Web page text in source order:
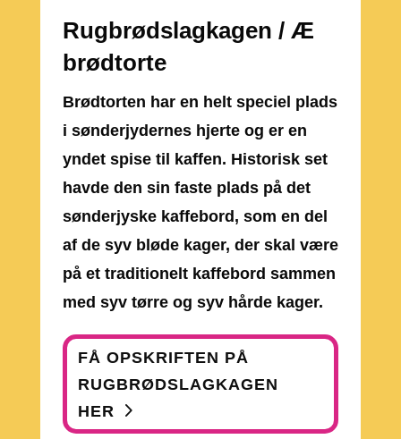
Rugbrødslagkagen / Æ
brødtorte
Brødtorten har en helt speciel plads
i sønderjydernes hjerte og er en
yndet spise til kaffen. Historisk set
havde den sin faste plads på det
sønderjyske kaffebord, som en del
af de syv bløde kager, der skal være
på et traditionelt kaffebord sammen
med syv tørre og syv hårde kager.
FÅ OPSKRIFTEN PÅ
RUGBRØDSLAGKAGEN
HER